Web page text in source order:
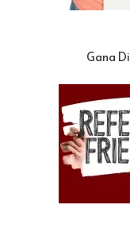
Gana